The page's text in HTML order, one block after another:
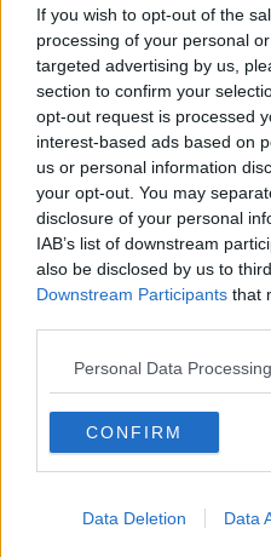
If you wish to opt-out of the
processing of your personal
targeted advertising by us,
section to confirm your
opt-out request is processed
interest-based ads based on
us or personal information
your opt-out. You may
disclosure of your personal
IAB’s list of downstream
also be disclosed by us to
Downstream Participants that
Personal Data
CONFIRM
Data Deletion Data
Acciaio
Il Presidente
​Il Giro
Insopportabile
​Mentre
Luana
​Ci vuole Fedez
​Cronaca di un vaccino
​Liberazione
Esternazioni
Vaxzevria
Nazionali
​Ricorrenze e celebrazioni
Marte
​I soliti noti
​Vaccine Easing
No profit
Dragonheart